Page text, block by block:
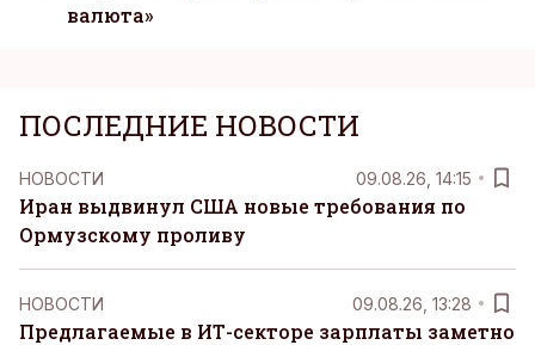
валюта»
ПОСЛЕДНИЕ НОВОСТИ
НОВОСТИ 09.08.26, 14:15
Иран выдвинул США новые требования по
Ормузскому проливу
НОВОСТИ 09.08.26, 13:28
Предлагаемые в ИТ-секторе зарплаты заметно